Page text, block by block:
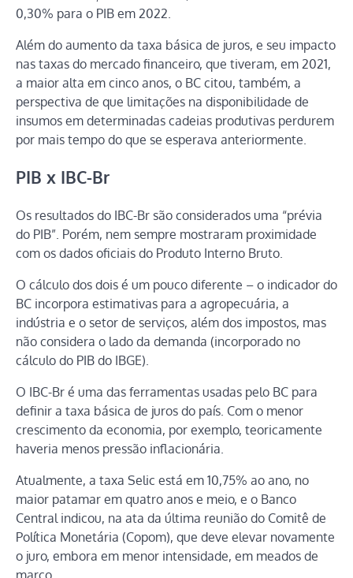
0,30% para o PIB em 2022.
Além do aumento da taxa básica de juros, e seu impacto
nas taxas do mercado financeiro, que tiveram, em 2021,
a maior alta em cinco anos, o BC citou, também, a
perspectiva de que limitações na disponibilidade de
insumos em determinadas cadeias produtivas perdurem
por mais tempo do que se esperava anteriormente.
PIB x IBC-Br
Os resultados do IBC-Br são considerados uma “prévia
do PIB”. Porém, nem sempre mostraram proximidade
com os dados oficiais do Produto Interno Bruto.
O cálculo dos dois é um pouco diferente – o indicador do
BC incorpora estimativas para a agropecuária, a
indústria e o setor de serviços, além dos impostos, mas
não considera o lado da demanda (incorporado no
cálculo do PIB do IBGE).
O IBC-Br é uma das ferramentas usadas pelo BC para
definir a taxa básica de juros do país. Com o menor
crescimento da economia, por exemplo, teoricamente
haveria menos pressão inflacionária.
Atualmente, a taxa Selic está em 10,75% ao ano, no
maior patamar em quatro anos e meio, e o Banco
Central indicou, na ata da última reunião do Comitê de
Política Monetária (Copom), que deve elevar novamente
o juro, embora em menor intensidade, em meados de